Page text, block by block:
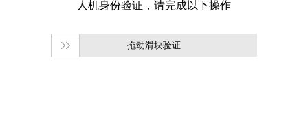
拖动滑块验证